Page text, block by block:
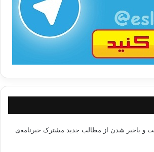
و باخبر شدن از مطالب جدید مشترک خبرنامه‌ی